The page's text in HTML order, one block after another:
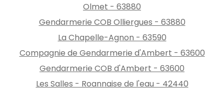
Olmet - 63880
Gendarmerie COB Olliergues - 63880
La Chapelle-Agnon - 63590
Compagnie de Gendarmerie d'Ambert - 63600
Gendarmerie COB d'Ambert - 63600
Les Salles - Roannaise de l'eau - 42440